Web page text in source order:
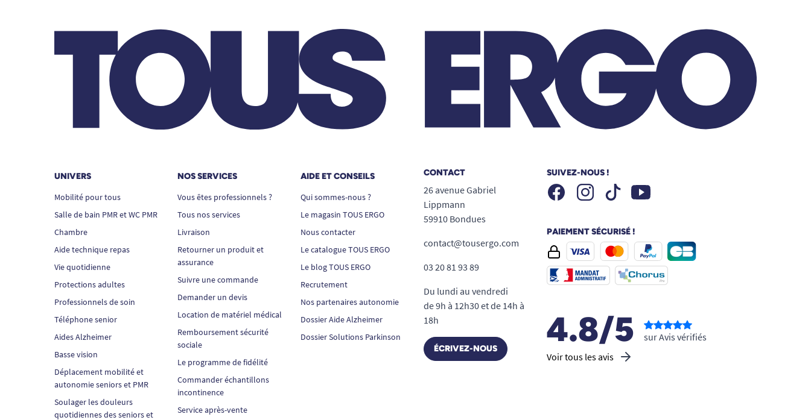
UNIVERS
Mobilité pour tous
Salle de bain PMR et WC PMR
Chambre
Aide technique repas
Vie quotidienne
Protections adultes
Professionnels de soin
Téléphone senior
Aides Alzheimer
Basse vision
Déplacement mobilité et
autonomie seniors et PMR
Soulager les douleurs
quotidiennes des seniors et
NOS SERVICES
Vous êtes professionnels ?
Tous nos services
Livraison
Retourner un produit et
assurance
Suivre une commande
Demander un devis
Location de matériel médical
Remboursement sécurité
sociale
Le programme de fidélité
Commander échantillons
incontinence
Service après-vente
AIDE ET CONSEILS
Qui sommes-nous ?
Le magasin TOUS ERGO
Nous contacter
Le catalogue TOUS ERGO
Le blog TOUS ERGO
Recrutement
Nos partenaires autonomie
Dossier Aide Alzheimer
Dossier Solutions Parkinson
CONTACT
26 avenue Gabriel
Lippmann
59910 Bondues
contact@tousergo.com
03 20 81 93 89
Du lundi au vendredi
de 9h à 12h30 et de 14h à
18h
ÉCRIVEZ-NOUS
SUIVEZ-NOUS !
FacebookInstagramTiktok Youtube
PAIEMENT SÉCURISÉ !
4.8/5
Voir tous les avis
sur Avis vérifiés